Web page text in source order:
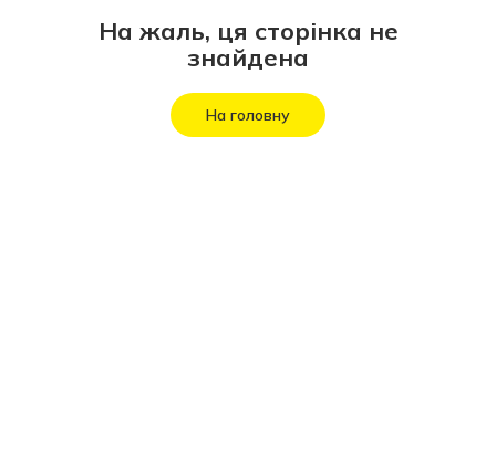
На жаль, ця сторінка не
знайдена
На головну